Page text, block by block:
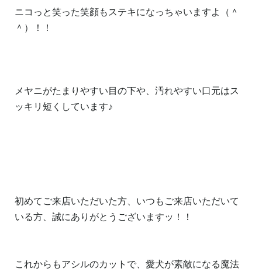
ニコっと笑った笑顔もステキになっちゃいますよ（＾
＾）！！
メヤニがたまりやすい目の下や、汚れやすい口元はス
ッキリ短くしています♪
初めてご来店いただいた方、いつもご来店いただいて
いる方、誠にありがとうございますッ！！
これからもアシルのカットで、愛犬が素敵になる魔法